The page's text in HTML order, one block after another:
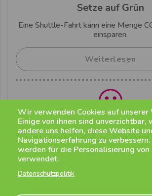
Wir verwenden Cookies auf unserer
Einige von ihnen sind unverzichtbar,
andere uns helfen, diese Website
Navigationserfahrung zu verbessern.
werden für die Personalisierung von
verwendet.
Datenschutzpolitik
Setze auf Grün
Eine Shuttle-Fahrt kann eine Menge
einsparen.
Weiterlesen
Genieße Deine Ankunft am
Fühle Dich wie ein VIP